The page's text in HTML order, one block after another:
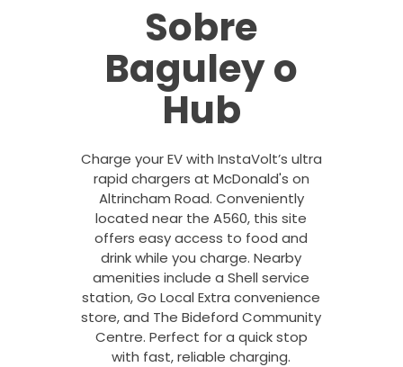
Sobre
Baguley o
Hub
Charge your EV with InstaVolt’s ultra
rapid chargers at McDonald's on
Altrincham Road. Conveniently
located near the A560, this site
offers easy access to food and
drink while you charge. Nearby
amenities include a Shell service
station, Go Local Extra convenience
store, and The Bideford Community
Centre. Perfect for a quick stop
with fast, reliable charging.